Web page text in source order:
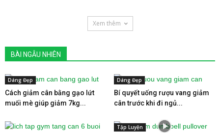
Xem thêm
BÀI NGẪU NHIÊN
Dáng Đẹp
Cách giảm cân bằng gạo lứt
muối mè giúp giảm 7kg...
Dáng Đẹp
Bí quyết uống rượu vang giảm
cân trước khi đi ngủ...
Tập Luyện